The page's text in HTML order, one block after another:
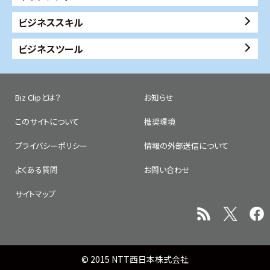
ビジネススキル
ビジネスツール
Biz Clipとは？ お知らせ
このサイトについて 推奨環境
プライバシーポリシー 情報の外部送信について
よくある質問 お問い合わせ
サイトマップ
© 2015 NTT西日本株式会社